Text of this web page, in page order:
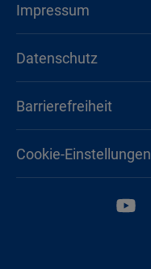
Impressum
Datenschutz
Barrierefreiheit
Cookie-Einstellungen